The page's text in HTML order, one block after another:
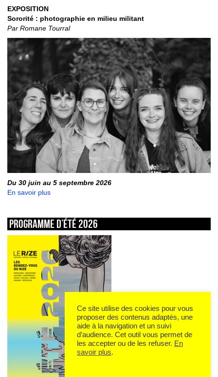
EXPOSITION
Sororité : photographie en milieu militant
Par Romane Tourral
Du 30 juin au 5 septembre 2026
En savoir plus
Programme d’été 2026
Ce site utilise des cookies pour vous
proposer des contenus adaptés, une
aide à la navigation et un suivi
d’audience. Cet outil vous permet de
les accepter ou de les refuser. En
savoir plus.